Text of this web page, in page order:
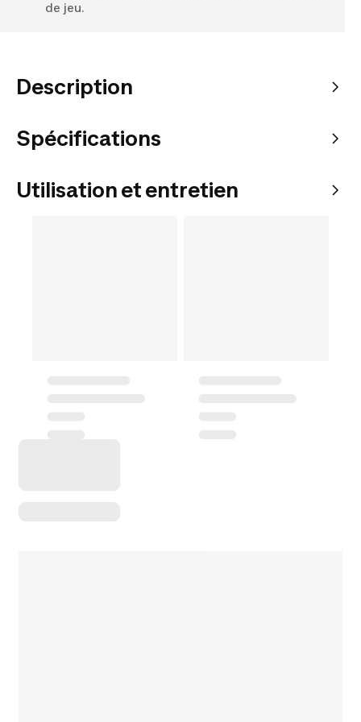
de jeu.
Description
Spécifications
Utilisation et entretien